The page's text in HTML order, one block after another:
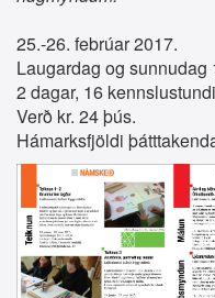
25.-26. febrúar 2017.
Laugardag og sunnudag
2 dagar, 16
Verð kr. 24 þús.
Hámarksfjöldi